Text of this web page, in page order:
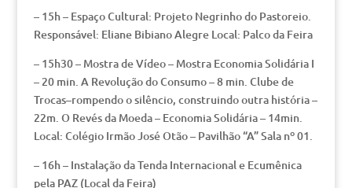
– 15h – Espaço Cultural: Projeto Negrinho do Pastoreio.
Responsável: Eliane Bibiano Alegre Local: Palco da Feira
– 15h30 – Mostra de Vídeo – Mostra Economia Solidária I
– 20 min. A Revolução do Consumo – 8 min. Clube de
Trocas–rompendo o silêncio, construindo outra história –
22m. O Revés da Moeda – Economia Solidária – 14min.
Local: Colégio Irmão José Otão – Pavilhão “A” Sala nº 01.
– 16h – Instalação da Tenda Internacional e Ecumênica
pela PAZ (Local da Feira)